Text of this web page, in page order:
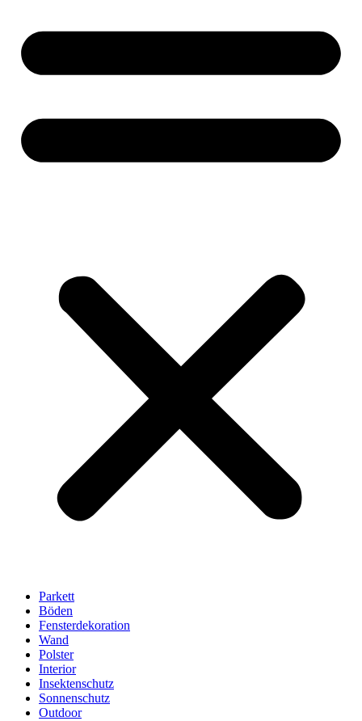
Parkett
Böden
Fensterdekoration
Wand
Polster
Interior
Insektenschutz
Sonnenschutz
Outdoor